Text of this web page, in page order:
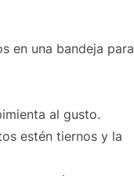
en una bandeja para
al gusto.
estén tiernos y la